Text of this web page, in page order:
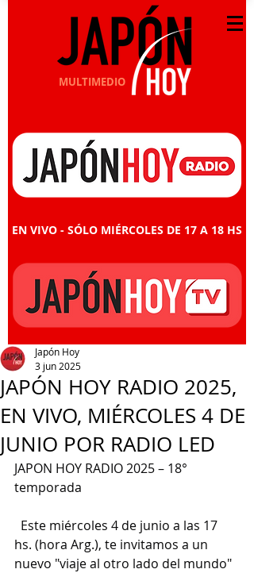
MULTIMEDIO
EN VIVO - SÓLO MIÉRCOLES DE 17 A 18 HS
JAPÓN HOY RADIO 2025,
EN VIVO, MIÉRCOLES 4 DE
JUNIO POR RADIO LED
Japón Hoy
3 jun 2025
JAPON HOY RADIO 2025 – 18°
temporada
Este miércoles 4 de junio a las 17
hs. (hora Arg.), te invitamos a un
nuevo "viaje al otro lado del mundo"